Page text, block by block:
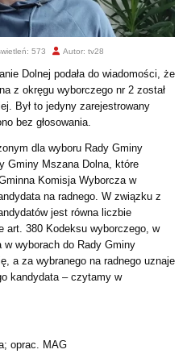
573 Autor: tv28
Dolnej podała do wiadomości, że
z okręgu wyborczego nr 2 został
Był to jedyny zarejestrowany
bez głosowania.
dla wyboru Rady Gminy
Gminy Mszana Dolna, które
Komisja Wyborcza w
na radnego. W związku z
jest równa liczbie
art. 380 Kodeksu wyborczego, w
w wyborach do Rady Gminy
a za wybranego na radnego uznaje
kandydata – czytamy w
oprac. MAG